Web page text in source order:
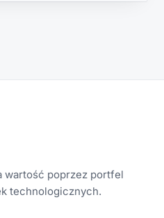
wartość poprzez portfel
technologicznych.